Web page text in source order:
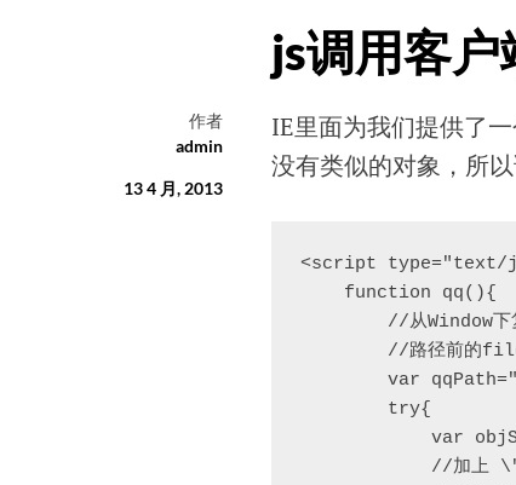
js调用客
作者
admin
13 4 月, 2013
IE里面为我们提供了
没有类似的对象，所
<script type="text/
    function qq(){
//从Window下
//路径前的
var
        try{
var
//加上 \"